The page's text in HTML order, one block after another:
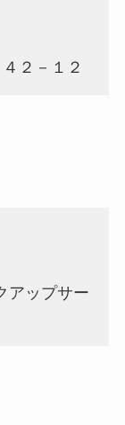
２－１２
アップサー